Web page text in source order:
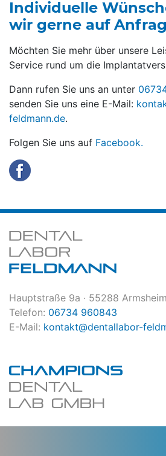
Individuelle
wir gerne auf
Möchten Sie mehr über unsere
Service rund um die
Dann rufen Sie uns an unter
senden Sie uns eine E-Mail:
feldmann.de.
Folgen Sie uns auf Facebook.
Hauptstraße 9a · 55288 Armsheim
Telefon: 06734 960843
E-Mail: kontakt@dentallabor-